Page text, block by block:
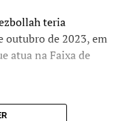
teria
outubro de 2023, em
atua na Faixa de